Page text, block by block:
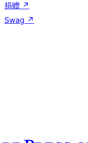
捐赠 ↗
Swag ↗